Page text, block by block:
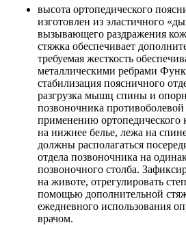
высота ортопедического
изготовлен из эластичного
вызывающего раздражения
стяжка обеспечивает
требуемая жесткость
металлическими ребрами
стабилизация поясничного
разгрузка мышц спины и
позвоночника
применению ортопедического
на нижнее белье, лежа на
должны располагаться
отдела позвоночника на
позвоночного столба.
на животе, отрегулировать
помощью дополнительной
ежедневного использования
врачом.